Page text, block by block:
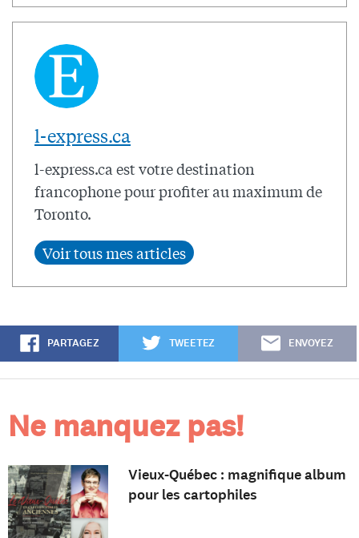
l-express.ca
l-express.ca est votre destination
francophone pour profiter au maximum de
Toronto.
PARTAGEZ TWEETEZ ENVOYEZ
Ne manquez pas!
Vieux-Québec : magnifique album
pour les cartophiles